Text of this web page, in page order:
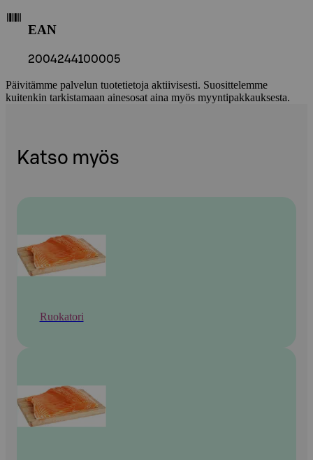
EAN
2004244100005
Päivitämme palvelun tuotetietoja aktiivisesti. Suosittelemme
kuitenkin tarkistamaan ainesosat aina myös myyntipakkauksesta.
Katso myös
Ruokatori